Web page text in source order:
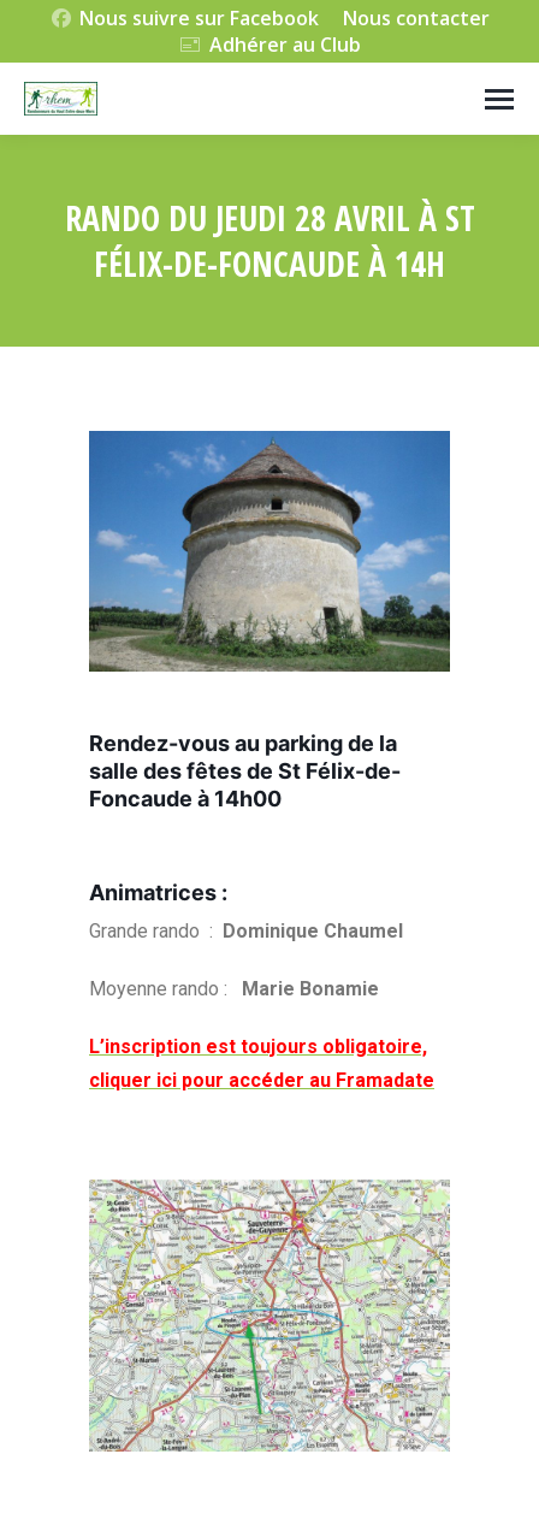
Nous suivre sur Facebook
Nous contacter
Adhérer au Club
RANDO DU JEUDI 28 AVRIL À ST
FÉLIX-DE-FONCAUDE À 14H
Rendez-vous au parking de la
salle des fêtes de St Félix-de-
Foncaude à 14h00
Animatrices :
Grande rando : Dominique Chaumel
Moyenne rando : Marie Bonamie
L’inscription est toujours obligatoire,
cliquer ici pour accéder au Framadate